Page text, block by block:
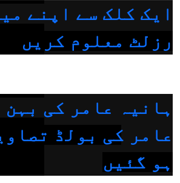
ایک کلک سے اپنے
رزلٹ معلوم کریں
ہانیہ عامر کی بہن
عامر کی بولڈ
ہو گئیں